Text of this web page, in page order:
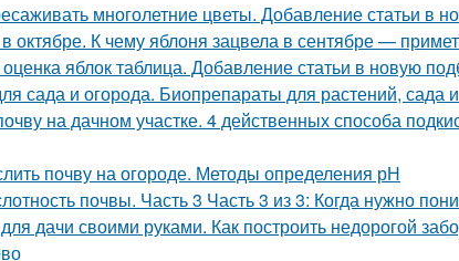
многолетние цветы. Добавление статьи в
октябре. К чему яблоня зацвела в сентябре —
яблок таблица. Добавление статьи в новую
сада и огорода. Биопрепараты для растений, сада
на дачном участке. 4 действенных способа
почву на огороде. Методы определения рН
почвы. Часть 3 Часть 3 из 3: Когда нужно
дачи своими руками. Как построить недорогой